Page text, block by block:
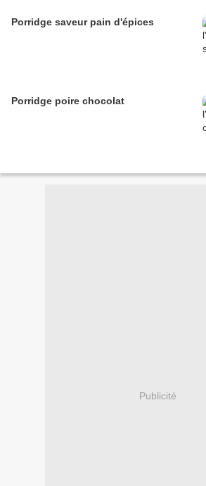
Porridge saveur pain d'épices
Porridge poire chocolat
Publicité